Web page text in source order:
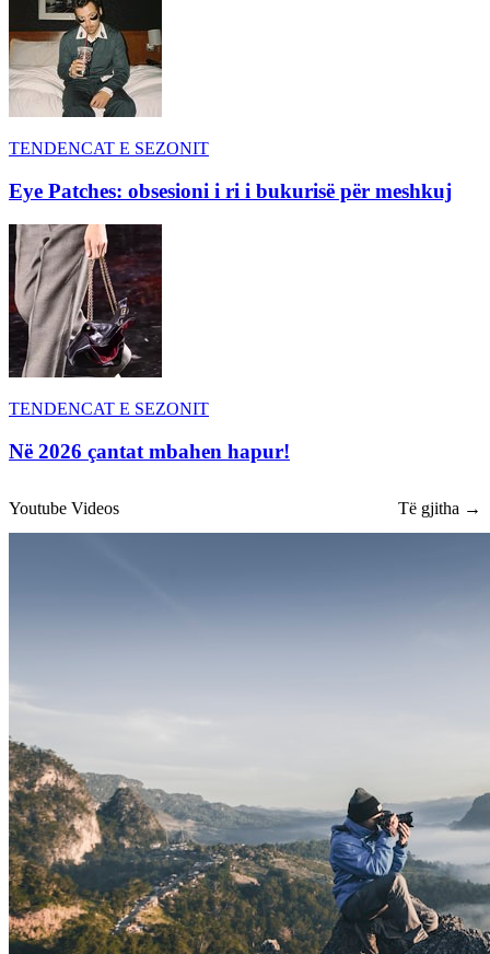
TENDENCAT E SEZONIT
Eye Patches: obsesioni i ri i bukurisë për meshkuj
TENDENCAT E SEZONIT
Në 2026 çantat mbahen hapur!
Youtube Videos Të gjitha →